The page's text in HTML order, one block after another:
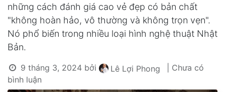
những cách đánh giá cao vẻ đẹp có bản chất
"không hoàn hảo, vô thường và không trọn vẹn".
Nó phổ biến trong nhiều loại hình nghệ thuật Nhật
Bản.
9 tháng 3, 2024 bởi Lê Lợi Phong
| Chưa có
bình luận